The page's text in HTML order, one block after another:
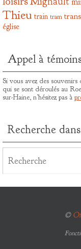
Thieu train tram
église
Appel à
Si vous avez des souvenirs
qui se sont déroulés au
sur-Haine, n’hésitez pas à
Recherche
©